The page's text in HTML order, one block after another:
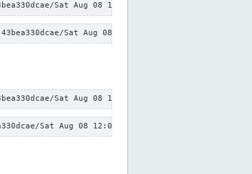
Sat Aug 08 12:01:40 CEST 2026/down.txt"
Sat Aug 08 12:01:40 CEST 2026/down.txt"
Sat Aug 08 12:01:40 CEST 2026/down.txt"
Sat Aug 08 12:01:40 CEST 2026/down.txt"